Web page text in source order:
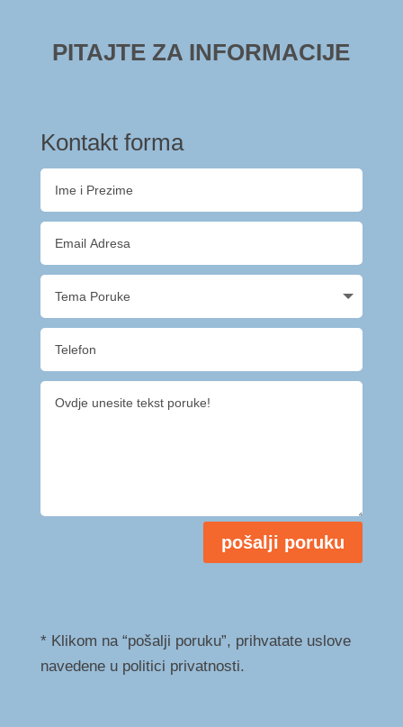
PITAJTE ZA INFORMACIJE
Kontakt forma
pošalji poruku
* Klikom na “pošalji poruku”, prihvatate uslove
navedene u politici privatnosti.